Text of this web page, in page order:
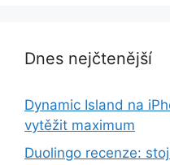
Dnes nejčtenější
Dynamic Island na
vytěžit maximum
Duolingo recenze: